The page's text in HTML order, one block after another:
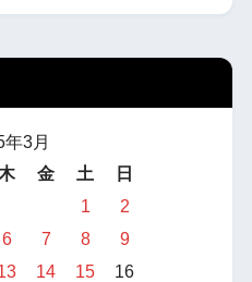
年3月
金 土
日
1
2
6 7 8
9
14 15
16